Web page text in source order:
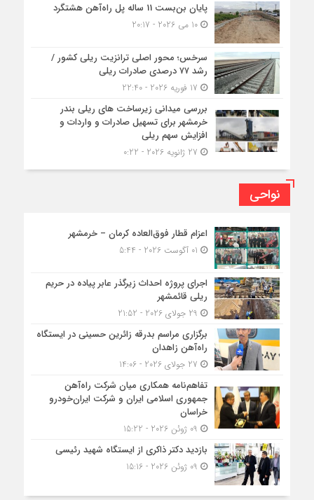
پایان بن‌بست 11 ساله پل راه‌آهن هشتگرد
10 می 2026 - 20:17
سرخس؛ محور اصلی ترانزیت ریلی کشور /
رشد ۷۷ درصدی صادرات ریلی
بررسی میدانی زیرساخت های ریلی بندر
خرمشهر برای تسهیل صادرات و واردات و
افزایش سهم ریلی
نواحی
اعزام قطار فوق‌العاده کرمان – خرمشهر
اجرای پروژه احداث زیرگذر عابر پیاده در حریم
ریلی قائمشهر
برگزاری مراسم بدرقه زائرین حسینی در ایستگاه
راه‌آهن زاهدان
تفاهم‌نامه همکاری میان شرکت راه‌آهن
جمهوری اسلامی ایران و شرکت ایران‌خودرو
خراسان
بازدید دکتر ذاکری از ایستگاه شهید رئیسی